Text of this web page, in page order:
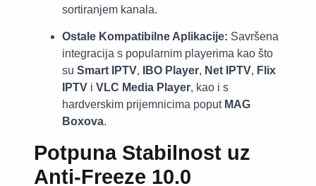
sortiranjem kanala.
Ostale Kompatibilne Aplikacije: Savršena
integracija s popularnim playerima kao što
su Smart IPTV, IBO Player, Net IPTV, Flix
IPTV i VLC Media Player, kao i s
hardverskim prijemnicima poput MAG
Boxova.
Potpuna Stabilnost uz
Anti-Freeze 10.0